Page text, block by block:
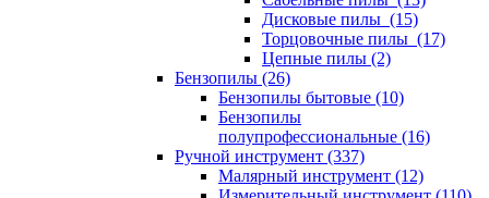
Дисковые пилы (15)
Торцовочные пилы (17)
Цепные пилы (2)
Бензопилы (26)
Бензопилы бытовые (10)
Бензопилы
полупрофессиональные (16)
Ручной инструмент (337)
Малярный инструмент (12)